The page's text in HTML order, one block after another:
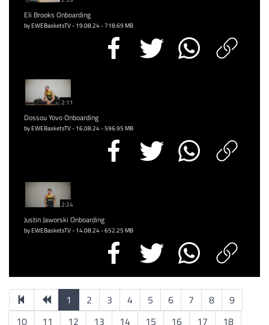
Eli Brooks Onboarding
by EWEBasketsTV - 19.08.24 - 718.69 MB
2:11
Dossou Yovo Onboarding
by EWEBasketsTV - 16.08.24 - 596.95 MB
2:24
Justin Jaworski Onboarding
by EWEBasketsTV - 14.08.24 - 652.25 MB
1 2 3 4 5 6 7 8
9
10
11 12 13 14 15 16 17 18